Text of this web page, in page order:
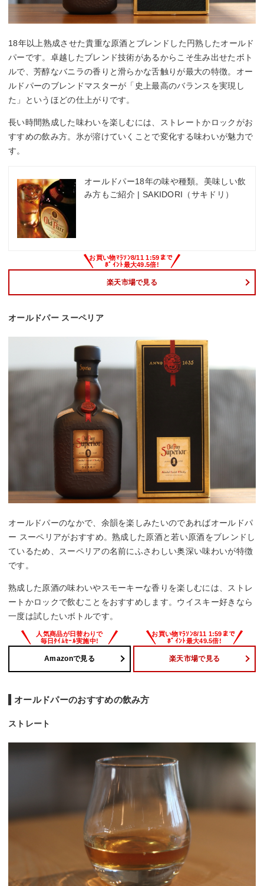
18年以上熟成させた貴重な原酒とブレンドした円熟したオールド
パーです。卓越したブレンド技術があるからこそ生み出せたボト
ルで、芳醇なバニラの香りと滑らかな舌触りが最大の特徴。オー
ルドパーのブレンドマスターが「史上最高のバランスを実現し
た」というほどの仕上がりです。
長い時間熟成した味わいを楽しむには、ストレートかロックがお
すすめの飲み方。氷が溶けていくことで変化する味わいが魅力で
す。
オールドパー18年の味や種類。美味しい飲
み方もご紹介 | SAKIDORI（サキドリ）
楽天市場で見る
オールドパー スーペリア
オールドパーのなかで、余韻を楽しみたいのであればオールドパ
ー スーペリアがおすすめ。熟成した原酒と若い原酒をブレンドし
ているため、スーペリアの名前にふさわしい奥深い味わいが特徴
です。
熟成した原酒の味わいやスモーキーな香りを楽しむには、ストレ
ートかロックで飲むことをおすすめします。ウイスキー好きなら
一度は試したいボトルです。
Amazonで見る 楽天市場で見る
オールドパーのおすすめの飲み方
ストレート